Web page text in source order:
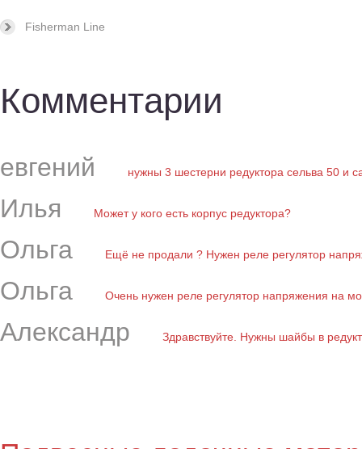
Fisherman Line
Комментарии
евгений нужны 3 шестерни редуктора сельва 50 и
Илья Может у кого есть корпус редуктора?
Ольга Ещё не продали ? Нужен реле регулятор
Ольга Очень нужен реле регулятор напряжения на
Александр Здравствуйте. Нужны шайбы в